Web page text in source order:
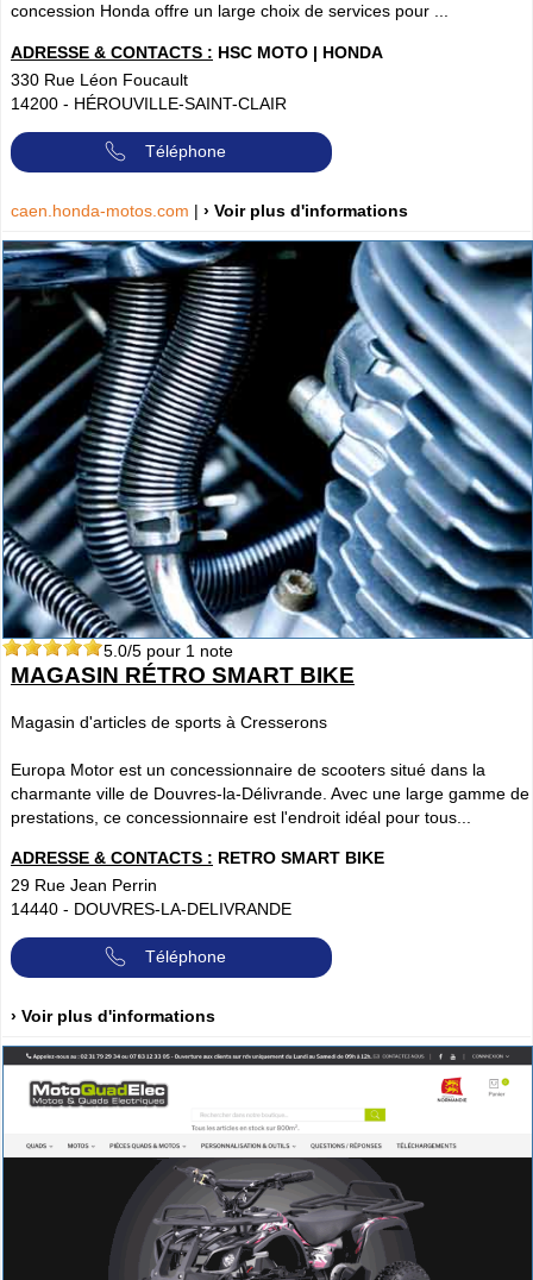
concession Honda offre un large choix de services pour ...
ADRESSE & CONTACTS : HSC MOTO | HONDA
330 Rue Léon Foucault
14200 - HÉROUVILLE-SAINT-CLAIR
Téléphone
caen.honda-motos.com | › Voir plus d'informations
5.0/5 pour 1 note
MAGASIN RÉTRO SMART BIKE
Magasin d'articles de sports à Cresserons
Europa Motor est un concessionnaire de scooters situé dans la
charmante ville de Douvres-la-Délivrande. Avec une large gamme de
prestations, ce concessionnaire est l'endroit idéal pour tous...
ADRESSE & CONTACTS : RETRO SMART BIKE
29 Rue Jean Perrin
14440 - DOUVRES-LA-DELIVRANDE
Téléphone
› Voir plus d'informations